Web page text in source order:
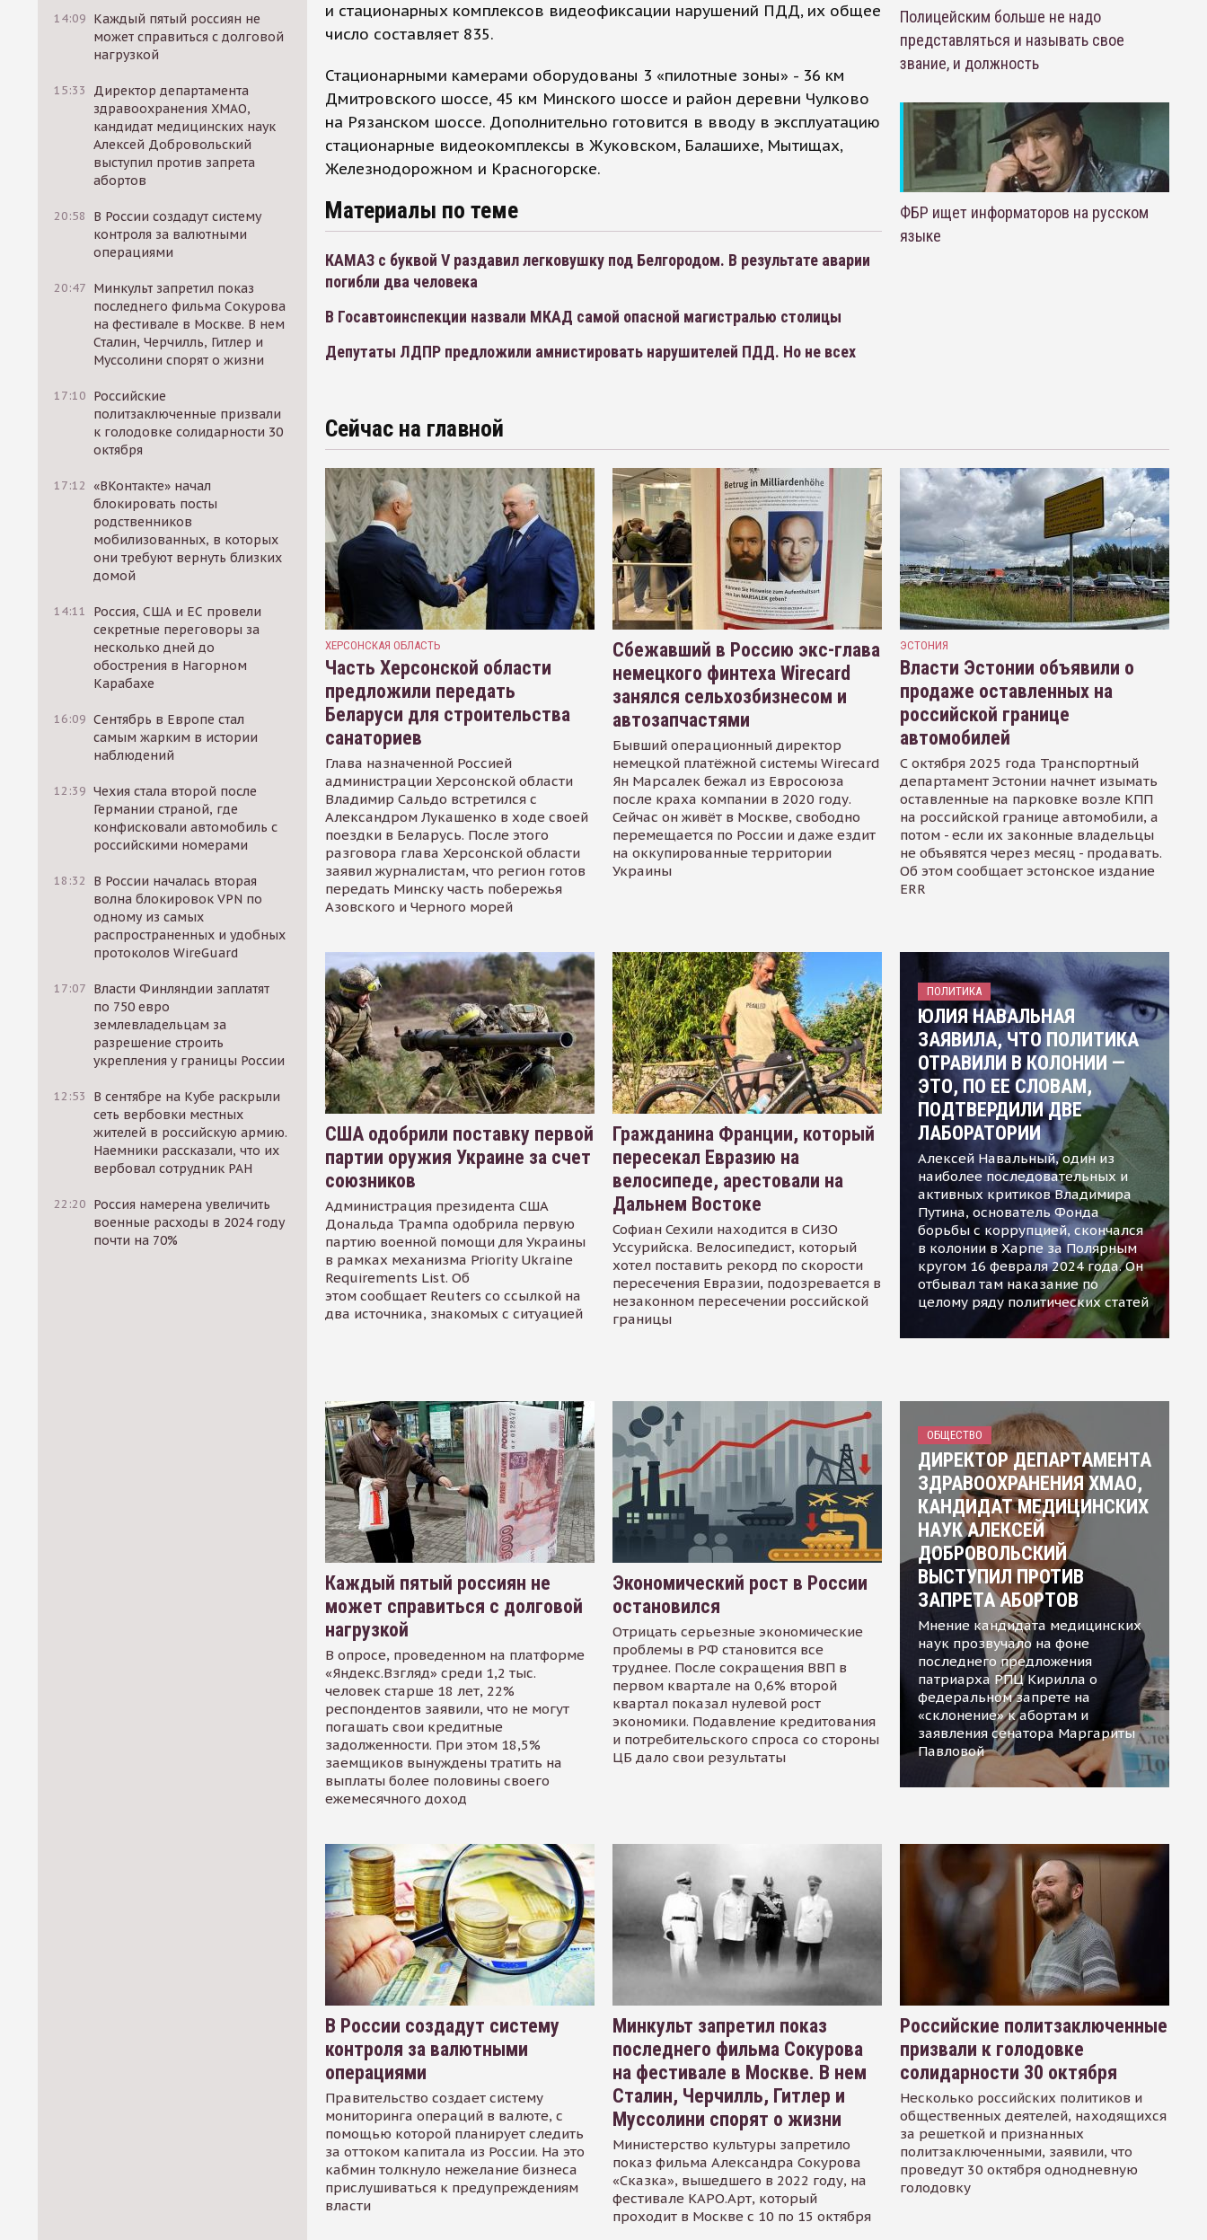
14:09 Каждый пятый россиян не
может справиться с долговой
нагрузкой
15:33
Директор департамента
здравоохранения ХМАО,
кандидат медицинских наук
Алексей Добровольский
выступил против запрета
абортов
20:58
В России создадут систему
контроля за валютными
операциями
20:47 Минкульт запретил показ
последнего фильма Сокурова
на фестивале в Москве. В нем
Сталин, Черчилль, Гитлер и
Муссолини спорят о жизни
17:10 Российские
политзаключенные призвали
к голодовке солидарности 30
октября
17:12 «ВКонтакте» начал
блокировать посты
родственников
мобилизованных, в которых
они требуют вернуть близких
домой
14:11
Россия, США и ЕС провели
секретные переговоры за
несколько дней до
обострения в Нагорном
Карабахе
16:09 Сентябрь в Европе стал
самым жарким в истории
наблюдений
12:39 Чехия стала второй после
Германии страной, где
конфисковали автомобиль с
российскими номерами
18:32
В России началась вторая
волна блокировок VPN по
одному из самых
распространенных и удобных
протоколов WireGuard
17:07 Власти Финляндии заплатят
по 750 евро
землевладельцам за
разрешение строить
укрепления у границы России
12:53
В сентябре на Кубе раскрыли
сеть вербовки местных
жителей в российскую армию.
Наемники рассказали, что их
вербовал сотрудник РАН
22:20 Россия намерена увеличить
военные расходы в 2024 году
почти на 70%
и стационарных комплексов видеофиксации нарушений ПДД, их общее
число составляет 835.
Стационарными камерами оборудованы 3 «пилотные зоны» - 36 км
Дмитровского шоссе, 45 км Минского шоссе и район деревни Чулково
на Рязанском шоссе. Дополнительно готовится в вводу в эксплуатацию
стационарные видеокомплексы в Жуковском, Балашихе, Мытищах,
Железнодорожном и Красногорске.
Материалы по теме
КАМАЗ с буквой V раздавил легковушку под Белгородом. В результате аварии
погибли два человека
В Госавтоинспекции назвали МКАД самой опасной магистралью столицы
Депутаты ЛДПР предложили амнистировать нарушителей ПДД. Но не всех
Полицейским больше не надо
представляться и называть свое
звание, и должность
ФБР ищет информаторов на русском
языке
Сейчас на главной
ХЕРСОНСКАЯ ОБЛАСТЬ
Часть Херсонской области
предложили передать
Беларуси для строительства
санаториев
Глава назначенной Россией
администрации Херсонской области
Владимир Сальдо встретился с
Александром Лукашенко в ходе своей
поездки в Беларусь. После этого
разговора глава Херсонской области
заявил журналистам, что регион готов
передать Минску часть побережья
Азовского и Черного морей
Сбежавший в Россию экс-глава
немецкого финтеха Wirecard
занялся сельхозбизнесом и
автозапчастями
Бывший операционный директор
немецкой платёжной системы Wirecard
Ян Марсалек бежал из Евросоюза
после краха компании в 2020 году.
Сейчас он живёт в Москве, свободно
перемещается по России и даже ездит
на оккупированные территории
Украины
ЭСТОНИЯ
Власти Эстонии объявили о
продаже оставленных на
российской границе
автомобилей
С октября 2025 года Транспортный
департамент Эстонии начнет изымать
оставленные на парковке возле КПП
на российской границе автомобили, а
потом - если их законные владельцы
не объявятся через месяц - продавать.
Об этом сообщает эстонское издание
ERR
США одобрили поставку первой
партии оружия Украине за счет
союзников
Администрация президента США
Дональда Трампа одобрила первую
партию военной помощи для Украины
в рамках механизма Priority Ukraine
Requirements List. Об
этом сообщает Reuters со ссылкой на
два источника, знакомых с ситуацией
Гражданина Франции, который
пересекал Евразию на
велосипеде, арестовали на
Дальнем Востоке
Софиан Сехили находится в СИЗО
Уссурийска. Велосипедист, который
хотел поставить рекорд по скорости
пересечения Евразии, подозревается в
незаконном пересечении российской
границы
ПОЛИТИКА
ЮЛИЯ НАВАЛЬНАЯ
ЗАЯВИЛА, ЧТО ПОЛИТИКА
ОТРАВИЛИ В КОЛОНИИ —
ЭТО, ПО ЕЕ СЛОВАМ,
ПОДТВЕРДИЛИ ДВЕ
ЛАБОРАТОРИИ
Алексей Навальный, один из
наиболее последовательных и
активных критиков Владимира
Путина, основатель Фонда
борьбы с коррупцией, скончался
в колонии в Харпе за Полярным
кругом 16 февраля 2024 года. Он
отбывал там наказание по
целому ряду политических статей
Каждый пятый россиян не
может справиться с долговой
нагрузкой
В опросе, проведенном на платформе
«Яндекс.Взгляд» среди 1,2 тыс.
человек старше 18 лет, 22%
респондентов заявили, что не могут
погашать свои кредитные
задолженности. При этом 18,5%
заемщиков вынуждены тратить на
выплаты более половины своего
ежемесячного доход
Экономический рост в России
остановился
Отрицать серьезные экономические
проблемы в РФ становится все
труднее. После сокращения ВВП в
первом квартале на 0,6% второй
квартал показал нулевой рост
экономики. Подавление кредитования
и потребительского спроса со стороны
ЦБ дало свои результаты
ОБЩЕСТВО
ДИРЕКТОР ДЕПАРТАМЕНТА
ЗДРАВООХРАНЕНИЯ ХМАО,
КАНДИДАТ МЕДИЦИНСКИХ
НАУК АЛЕКСЕЙ
ДОБРОВОЛЬСКИЙ
ВЫСТУПИЛ ПРОТИВ
ЗАПРЕТА АБОРТОВ
Мнение кандидата медицинских
наук прозвучало на фоне
последнего предложения
патриарха РПЦ Кирилла о
федеральном запрете на
«склонение» к абортам и
заявления сенатора Маргариты
Павловой
В России создадут систему
контроля за валютными
операциями
Правительство создает систему
мониторинга операций в валюте, с
помощью которой планирует следить
за оттоком капитала из России. На это
кабмин толкнуло нежелание бизнеса
прислушиваться к предупреждениям
власти
Минкульт запретил показ
последнего фильма Сокурова
на фестивале в Москве. В нем
Сталин, Черчилль, Гитлер и
Муссолини спорят о жизни
Министерство культуры запретило
показ фильма Александра Сокурова
«Сказка», вышедшего в 2022 году, на
фестивале КАРО.Арт, который
проходит в Москве с 10 по 15 октября
Российские политзаключенные
призвали к голодовке
солидарности 30 октября
Несколько российских политиков и
общественных деятелей, находящихся
за решеткой и признанных
политзаключенными, заявили, что
проведут 30 октября однодневную
голодовку